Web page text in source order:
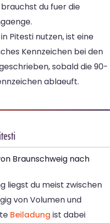
du fuer die
Pitesti nutzen, ist eine
Kennzeichen bei den
sobald die 90-
ablaeuft.
Braunschweig nach
liegst du meist zwischen
von Volumen und
Beiladung ist dabei